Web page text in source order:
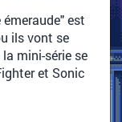
est
ils vont se
mini-série se
et Sonic